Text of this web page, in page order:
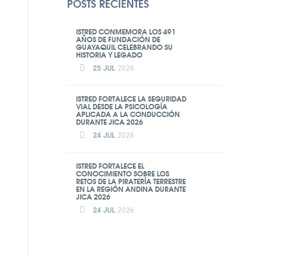
ISTRED CONMEMORA LOS 491
AÑOS DE FUNDACIÓN DE
GUAYAQUIL CELEBRANDO SU
HISTORIA Y LEGADO
25 JUL 2026
ISTRED FORTALECE LA SEGURIDAD
VIAL DESDE LA PSICOLOGÍA
APLICADA A LA CONDUCCIÓN
DURANTE JICA 2026
24 JUL 2026
ISTRED FORTALECE EL
CONOCIMIENTO SOBRE LOS
RETOS DE LA PIRATERÍA TERRESTRE
EN LA REGIÓN ANDINA DURANTE
JICA 2026
24 JUL 2026